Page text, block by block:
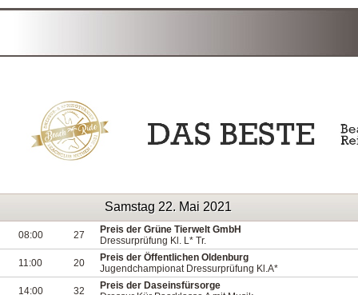
Samstag 22. Mai 2021
08:00 27
Preis der Grüne Tierwelt GmbH
Dressurprüfung Kl. L* Tr.
11:00
20
Preis der Öffentlichen Oldenburg
Jugendchampionat Dressurprüfung Kl.A*
14:00
32
Preis der Daseinsfürsorge